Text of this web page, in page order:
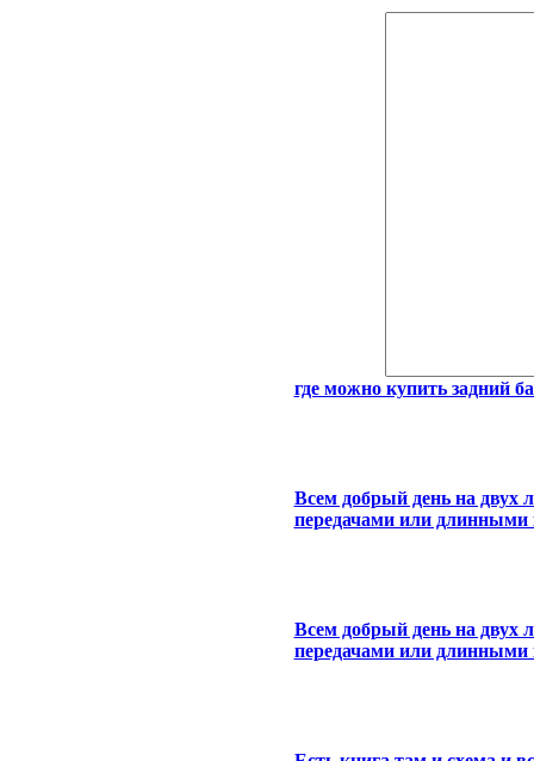
где можно купить задний
Всем добрый день на двух
передачами или длинными
Всем добрый день на двух
передачами или длинными